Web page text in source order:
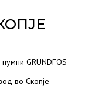
GRUNDFOS
во Скопје